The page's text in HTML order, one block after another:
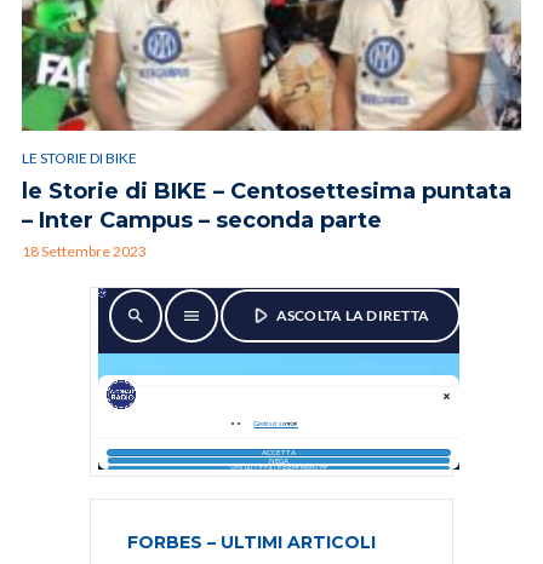
LE STORIE DI BIKE
le Storie di BIKE – Centosettesima puntata
– Inter Campus – seconda parte
18 Settembre 2023
FORBES – ULTIMI ARTICOLI